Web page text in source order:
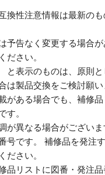
換性注意情報は最新の
予告なく変更する場合
ださい。
表示のものは、原則と
は製品交換をご検討願い
がある場合でも、補修
す。
が異なる場合がございま
号です。 補修品を発注
ださい。
品リストに図番・発注